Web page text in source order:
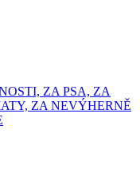
ZA PSA, ZA
ZA NEVÝHERNĚ